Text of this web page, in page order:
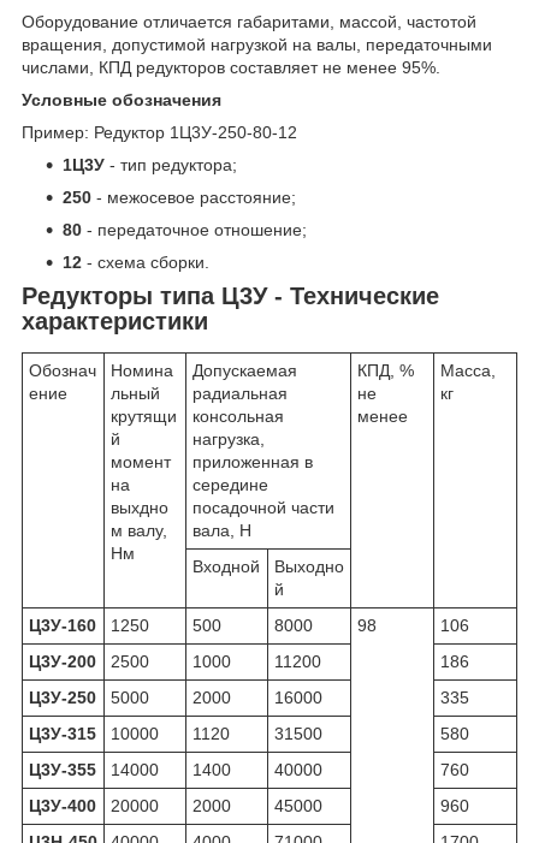
Оборудование отличается габаритами, массой, частотой
вращения, допустимой нагрузкой на валы, передаточными
числами, КПД редукторов составляет не менее 95%.
Условные обозначения
Пример: Редуктор 1Ц3У-250-80-12
1Ц3У - тип редуктора;
250 - межосевое расстояние;
80 - передаточное отношение;
12 - схема сборки.
Редукторы типа Ц3У - Технические
характеристики
Обознач
ение
Номина
льный
крутящи
й
момент
на
выхдно
м валу,
Нм
Допускаемая
радиальная
консольная
нагрузка,
приложенная в
середине
посадочной части
вала, Н
КПД, %
не
менее
Масса,
кг
Входной
Выходно
й
Ц3У-160
1250 500 8000 98
106
Ц3У-200
2500 1000 11200
186
Ц3У-250
5000 2000 16000
335
Ц3У-315
10000 1120 31500
580
Ц3У-355
14000 1400 40000
760
Ц3У-400
20000 2000 45000
960